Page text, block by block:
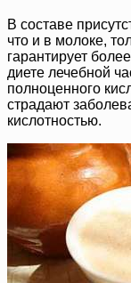
В составе
что и в молоке,
гарантирует
диете лечебной
полноценного
страдают
кислотностью.